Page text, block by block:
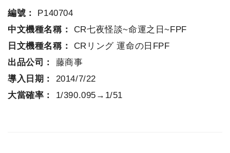
編號：
P140704
中文機種名稱： CR七夜怪談~命運之日~FPF
日文機種名稱： CRリング 運命の日FPF
出品公司： 藤商事
導入日期： 2014/7/22
大當確率： 1/390.095→1/51